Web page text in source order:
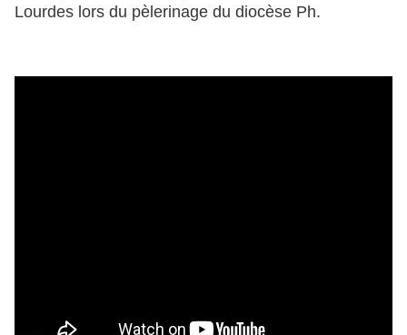
Lourdes lors du pèlerinage du diocèse Ph.